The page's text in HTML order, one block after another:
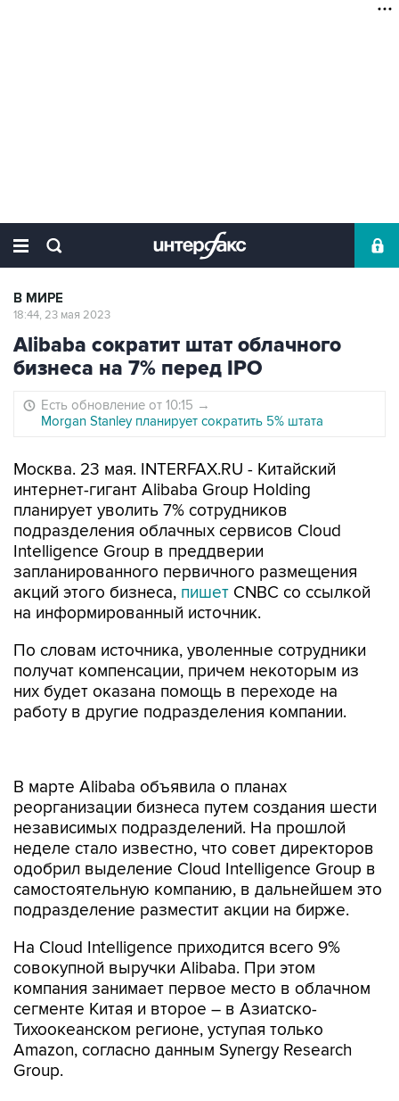
В МИРЕ
18:44, 23 мая 2023
Alibaba сократит штат облачного
бизнеса на 7% перед IPO
Есть обновление от 10:15 →
Morgan Stanley планирует сократить 5% штата
Москва. 23 мая. INTERFAX.RU - Китайский
интернет-гигант Alibaba Group Holding
планирует уволить 7% сотрудников
подразделения облачных сервисов Cloud
Intelligence Group в преддверии
запланированного первичного размещения
акций этого бизнеса, пишет CNBC со ссылкой
на информированный источник.
По словам источника, уволенные сотрудники
получат компенсации, причем некоторым из
них будет оказана помощь в переходе на
работу в другие подразделения компании.
независимых подразделений. На прошлой
неделе стало известно, что совет директоров
одобрил выделение Cloud Intelligence Group в
самостоятельную компанию, в дальнейшем это
подразделение разместит акции на бирже.
На Cloud Intelligence приходится всего 9%
компания занимает первое место в облачном
сегменте Китая и второе – в Азиатско-
Тихоокеанском регионе, уступая только
Amazon, согласно данным Synergy Research
Group.
Alibaba владеет крупнейшими в Китае